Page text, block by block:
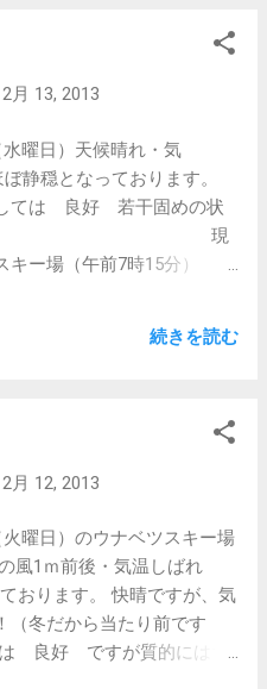
2月 13, 2013
曜日）天候晴れ・気
静穏となっております。
ては 良好 若干固めの状
す。 現
ー場（午前7時15分）
が水曜日！ウナベツスキー
方 是非ウナベツスキー場に
。 中標津町立武佐小中学校
続きを読む
2月 12, 2013
曜日）のウナベツスキー場
風1ｍ前後・気温しばれ
おります。 快晴ですが、気
（冬だから当たり前です
は 良好 ですが質的にはち